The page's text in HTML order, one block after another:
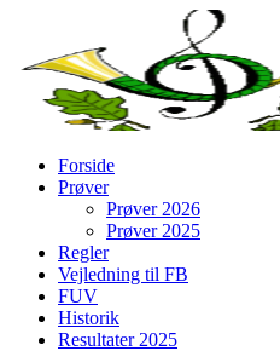
Forside
Prøver
Prøver 2026
Prøver 2025
Regler
Vejledning til FB
FUV
Historik
Resultater 2025